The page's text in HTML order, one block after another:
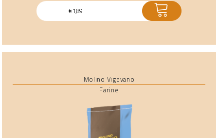
€1,89 ACQUISTA
Molino Vigevano
Farine